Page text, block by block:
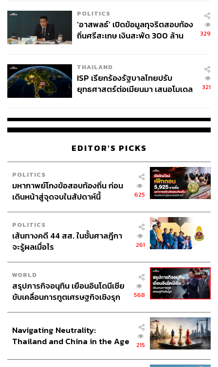
POLITICS
‘อาสพลธ์’ เปิดข้อมูลทุจริตสอบท้อง
ถิ่นศรีสะเกษ เงินสะพัด 300 ล้าน
329
THAILAND
ISP เรียกร้องรัฐบาลไทยปรับ
ยุทธศาสตร์ต่อเมียนมา เสนอโมเดล
321
EDITOR'S PICKS
POLITICS
มหากาพย์โกงข้อสอบท้องถิ่น ก่อน
เดินหน้าสู่จุดจบในสัปดาห์นี้
625
POLITICS
เส้นทางคดี 44 สส. ในชั้นศาลฎีกา
จะรู้ผลเมื่อไร
261
WORLD
สรุปภารกิจอนุทิน เยือนอินโดนีเซีย
ขับเคลื่อนการทูตเศรษฐกิจเชิงรุก
568
Navigating Neutrality:
Thailand and China in the Age
215